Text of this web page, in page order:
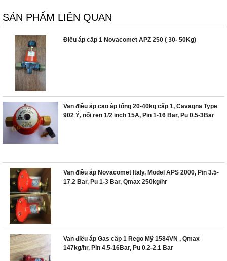
SẢN PHẨM LIÊN QUAN
Điều áp cấp 1 Novacomet APZ 250 ( 30- 50Kg)
Van điều áp cao áp tổng 20-40kg cấp 1, Cavagna Type
902 Ý, nối ren 1/2 inch 15A, Pin 1-16 Bar, Pu 0.5-3Bar
Van điều áp Novacomet Italy, Model APS 2000, Pin 3.5-
17.2 Bar, Pu 1-3 Bar, Qmax 250kg/hr
Van điều áp Gas cấp 1 Rego Mỹ 1584VN , Qmax
147kg/hr, Pin 4.5-16Bar, Pu 0.2-2.1 Bar